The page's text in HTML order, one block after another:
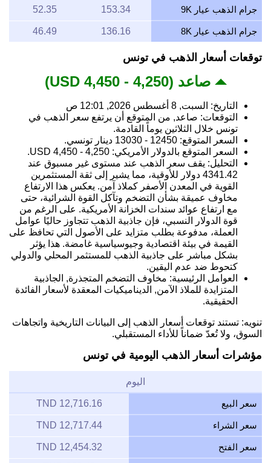
جرام الذهب عيار 9K 153.34
52.35
جرام الذهب عيار 8K 136.16
46.49
توقعات أسعار الذهب في تونس
صاعد (4,250 - 4,450 USD)
التاريخ: السبت, 8 أغسطس 2026, 12:01 ص
التوقعات: صاعد, من المتوقع أن يرتفع سعر الذهب في
تونس خلال الثلاثين يوماً القادمة.
السعر المتوقع: 12450 - 13030 دينار تونسي.
السعر المتوقع بالدولار الأمريكي: 4,250 - 4,450 USD.
التحليل: يقف سعر الذهب عند مستوى غير مسبوق عند
4341.42 دولار للأوقية، مما يشير إلى ثقة المستثمرين
القوية في المعدن الأصفر كملاذ آمن. يعكس هذا الارتفاع
مخاوف عميقة بشأن التضخم وتآكل القوة الشرائية، حتى
مع ارتفاع عوائد سندات الخزانة الأمريكية. على الرغم من
قوة الدولار النسبي، فإن جاذبية الذهب تتجاوز حاليًا عوامل
العملة، مدفوعة بطلب متزايد على الأصول التي تحافظ على
القيمة في بيئة اقتصادية وجيوسياسية غامضة. هذا يؤثر
بشكل مباشر على جاذبية الذهب للمستثمر المحلي والدولي
كتحوط ضد عدم اليقين.
العوامل الرئيسية: مخاوف التضخم المتجذرة, الجاذبية
المتزايدة للملاذ الآمن, الديناميكيات المعقدة لأسعار الفائدة
الحقيقية.
تنويه: تستند توقعات أسعار الذهب إلى البيانات التاريخية واتجاهات
السوق، ولا تُعدّ ضماناً للأداء المستقبلي.
مؤشرات أسعار الذهب اليومية في تونس
اليوم
سعر البيع 12,716.16 TND
سعر الشراء 12,717.44 TND
سعر الفتح 12,454.32 TND